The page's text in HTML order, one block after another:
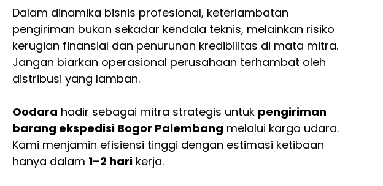
Dalam dinamika bisnis profesional, keterlambatan
pengiriman bukan sekadar kendala teknis, melainkan risiko
kerugian finansial dan penurunan kredibilitas di mata mitra.
Jangan biarkan operasional perusahaan terhambat oleh
distribusi yang lamban.
Oodara hadir sebagai mitra strategis untuk pengiriman
barang ekspedisi Bogor Palembang melalui kargo udara.
Kami menjamin efisiensi tinggi dengan estimasi ketibaan
hanya dalam 1–2 hari kerja.